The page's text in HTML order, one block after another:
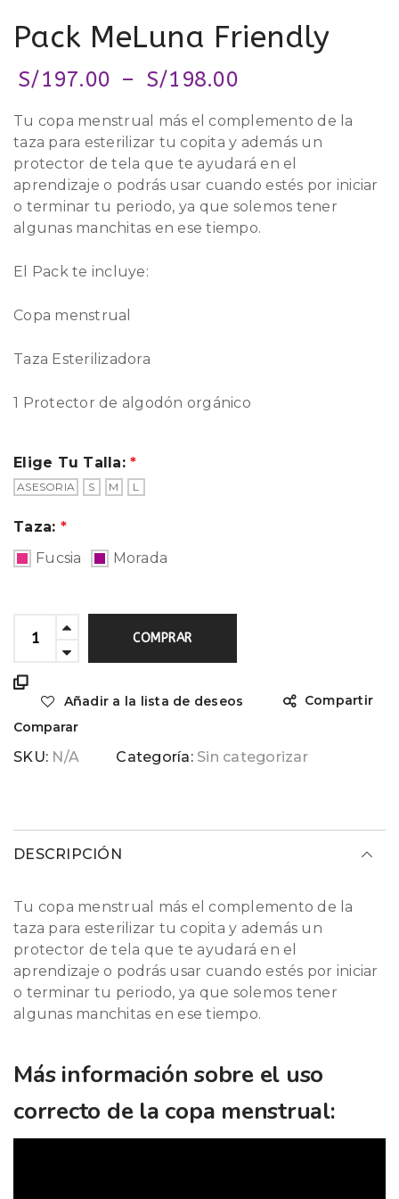
Pack MeLuna Friendly
S/197.00 – S/198.00
Tu copa menstrual más el complemento de la
taza para esterilizar tu copita y además un
protector de tela que te ayudará en el
aprendizaje o podrás usar cuando estés por iniciar
o terminar tu periodo, ya que solemos tener
algunas manchitas en ese tiempo.
El Pack te incluye:
Copa menstrual
Taza Esterilizadora
1 Protector de algodón orgánico
Elige Tu Talla:
ASESORIA S M L
Taza:
Fucsia
Morada
COMPRAR
Añadir a la lista de deseos
Compartir
Comparar
SKU: N/A Categoría: Sin categorizar
DESCRIPCIÓN
Tu copa menstrual más el complemento de la
taza para esterilizar tu copita y además un
protector de tela que te ayudará en el
aprendizaje o podrás usar cuando estés por iniciar
o terminar tu periodo, ya que solemos tener
algunas manchitas en ese tiempo.
Más información sobre el uso
correcto de la copa menstrual: